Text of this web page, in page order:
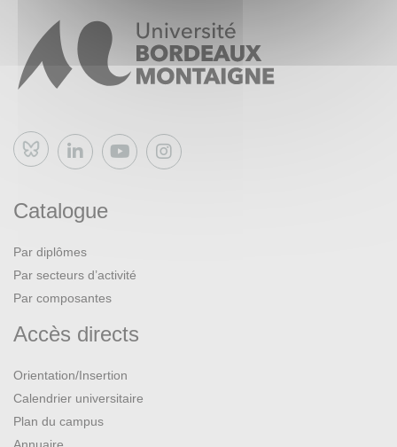
Bluesky
Catalogue
Par diplômes
Par secteurs d’activité
Par composantes
Accès directs
Orientation/Insertion
Calendrier universitaire
Plan du campus